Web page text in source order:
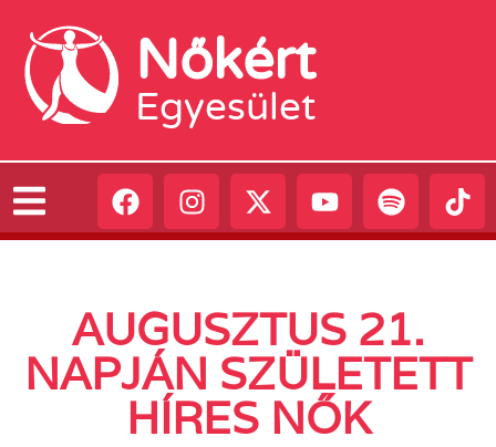
Nőkért
Egyesület
AUGUSZTUS 21.
NAPJÁN SZÜLETETT
HÍRES NŐK